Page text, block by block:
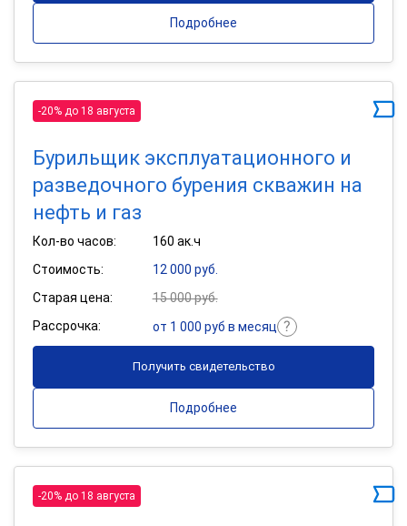
Подробнее
-20% до 18 августа
Бурильщик эксплуатационного и
разведочного бурения скважин на
нефть и газ
Кол-во часов:
160 ак.ч
Стоимость:
12 000 руб.
Старая цена:
15 000 руб.
Рассрочка:
от 1 000 руб в месяц
Получить свидетельство
Подробнее
-20% до 18 августа